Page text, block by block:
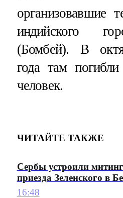
организовавшие
индийского
(Бомбей). В
года там
человек.
ЧИТАЙТЕ ТАКЖЕ
Сербы устроили
приезда Зеленского в
16:48